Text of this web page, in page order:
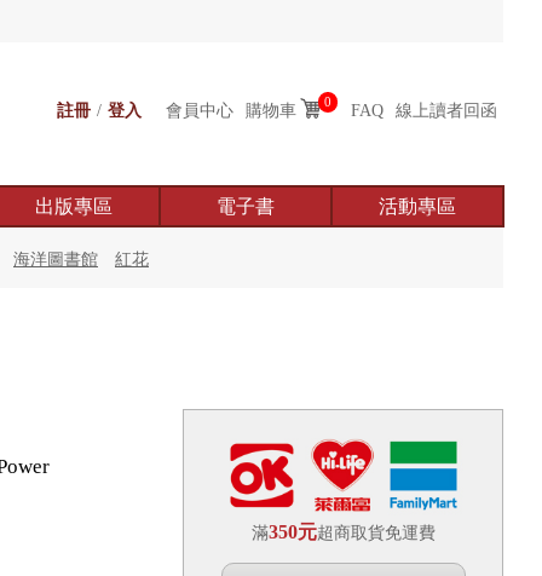
註冊 / 登入 會員中心 購物車 0 FAQ 線上讀者回函
出版專區 電子書 活動專區
海洋圖書館 紅花
滿350元超商取貨免運費